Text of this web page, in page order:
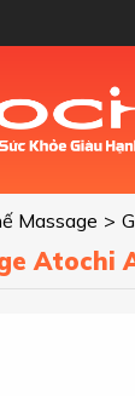
Massage >
Atochi